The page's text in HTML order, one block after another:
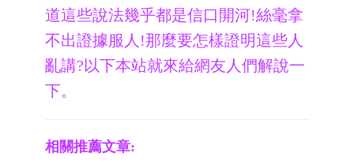
道這些說法幾乎都是信口開河!絲毫拿
不出證據服人!那麼要怎樣證明這些人
亂講?以下本站就來給網友人們解說一
下。
相關推薦文章: